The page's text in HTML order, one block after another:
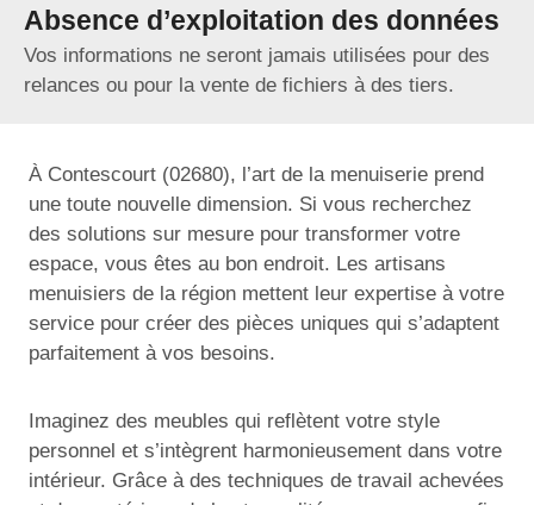
Absence d’exploitation des données
Vos informations ne seront jamais utilisées pour des
relances ou pour la vente de fichiers à des tiers.
À Contescourt (02680), l’art de la menuiserie prend
une toute nouvelle dimension. Si vous recherchez
des solutions sur mesure pour transformer votre
espace, vous êtes au bon endroit. Les artisans
menuisiers de la région mettent leur expertise à votre
service pour créer des pièces uniques qui s’adaptent
parfaitement à vos besoins.
Imaginez des meubles qui reflètent votre style
personnel et s’intègrent harmonieusement dans votre
intérieur. Grâce à des techniques de travail achevées